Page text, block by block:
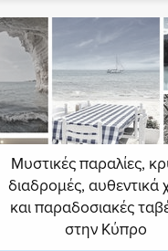
Μυστικές παραλίες,
διαδρομές, αυθεντικά
και παραδοσιακές
στην Κύπρο